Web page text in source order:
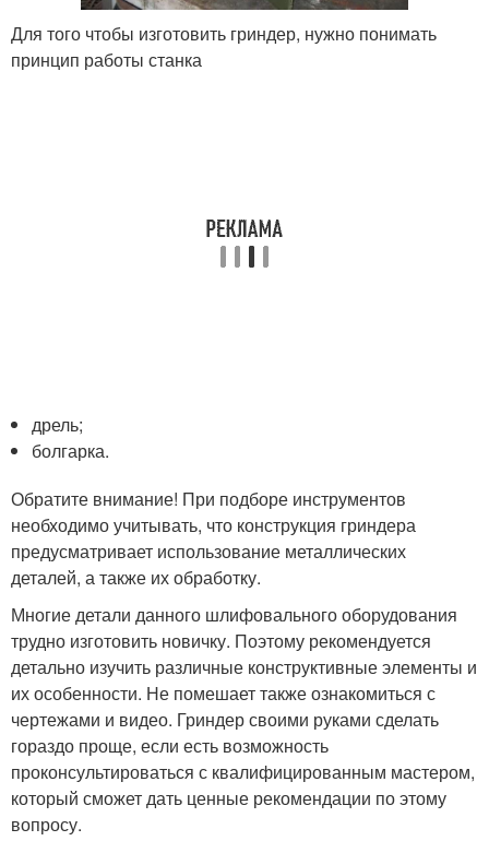
Для того чтобы изготовить гриндер, нужно понимать
принцип работы станка
дрель;
болгарка.
Обратите внимание! При подборе инструментов
необходимо учитывать, что конструкция гриндера
предусматривает использование металлических
деталей, а также их обработку.
Многие детали данного шлифовального оборудования
трудно изготовить новичку. Поэтому рекомендуется
детально изучить различные конструктивные элементы и
их особенности. Не помешает также ознакомиться с
чертежами и видео. Гриндер своими руками сделать
гораздо проще, если есть возможность
проконсультироваться с квалифицированным мастером,
который сможет дать ценные рекомендации по этому
вопросу.